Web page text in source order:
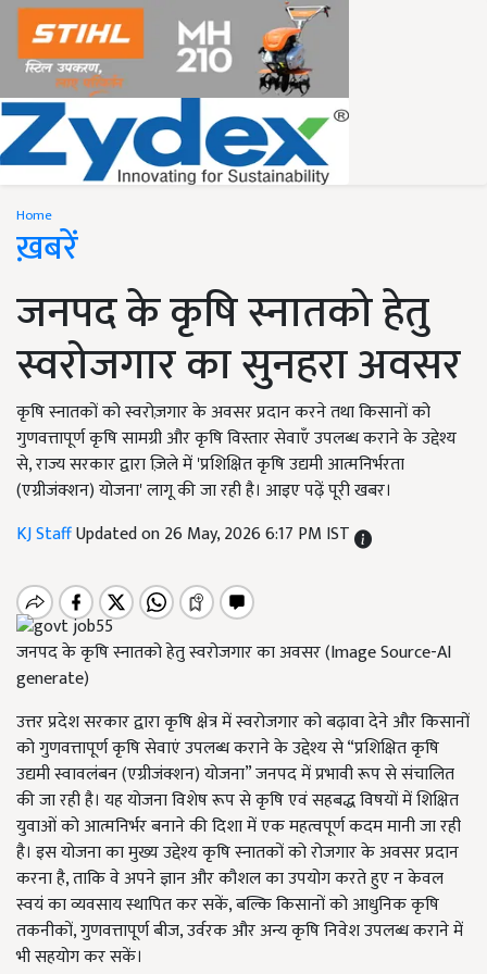
Home
ख़बरें
जनपद के कृषि स्नातको हेतु
स्वरोजगार का सुनहरा अवसर
कृषि स्नातकों को स्वरोज़गार के अवसर प्रदान करने तथा किसानों को
गुणवत्तापूर्ण कृषि सामग्री और कृषि विस्तार सेवाएँ उपलब्ध कराने के उद्देश्य
से, राज्य सरकार द्वारा ज़िले में 'प्रशिक्षित कृषि उद्यमी आत्मनिर्भरता
(एग्रीजंक्शन) योजना' लागू की जा रही है। आइए पढ़ें पूरी खबर।
KJ StaffUpdated on 26 May, 2026 6:17 PM IST
जनपद के कृषि स्नातको हेतु स्वरोजगार का अवसर (Image Source-AI
generate)
उत्तर प्रदेश सरकार द्वारा कृषि क्षेत्र में स्वरोजगार को बढ़ावा देने और किसानों
को गुणवत्तापूर्ण कृषि सेवाएं उपलब्ध कराने के उद्देश्य से “प्रशिक्षित कृषि
उद्यमी स्वावलंबन (एग्रीजंक्शन) योजना” जनपद में प्रभावी रूप से संचालित
की जा रही है। यह योजना विशेष रूप से कृषि एवं सहबद्ध विषयों में शिक्षित
युवाओं को आत्मनिर्भर बनाने की दिशा में एक महत्वपूर्ण कदम मानी जा रही
है। इस योजना का मुख्य उद्देश्य कृषि स्नातकों को रोजगार के अवसर प्रदान
करना है, ताकि वे अपने ज्ञान और कौशल का उपयोग करते हुए न केवल
स्वयं का व्यवसाय स्थापित कर सकें, बल्कि किसानों को आधुनिक कृषि
तकनीकों, गुणवत्तापूर्ण बीज, उर्वरक और अन्य कृषि निवेश उपलब्ध कराने में
भी सहयोग कर सकें।